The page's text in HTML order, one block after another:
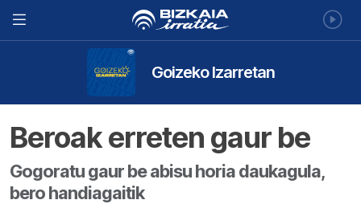
Goizeko Izarretan
Beroak erreten gaur be
Gogoratu gaur be abisu horia daukagula,
bero handiagaitik